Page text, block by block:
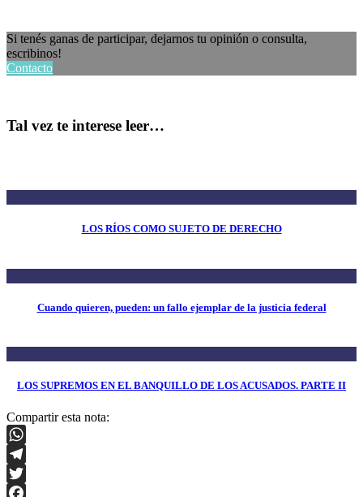
Si tenés ganas de participar, dejarnos tu opinión o consulta,
escribinos!
Contacto
Tal vez te interese leer…
LOS RÍOS COMO SUJETO DE DERECHO
Cuando quieren, pueden: un fallo ejemplar de la justicia federal
LOS SUPREMOS EN EL BANQUILLO DE LOS ACUSADOS. PARTE II
Compartir esta nota:
WhatsApp
Telegram
Twitter